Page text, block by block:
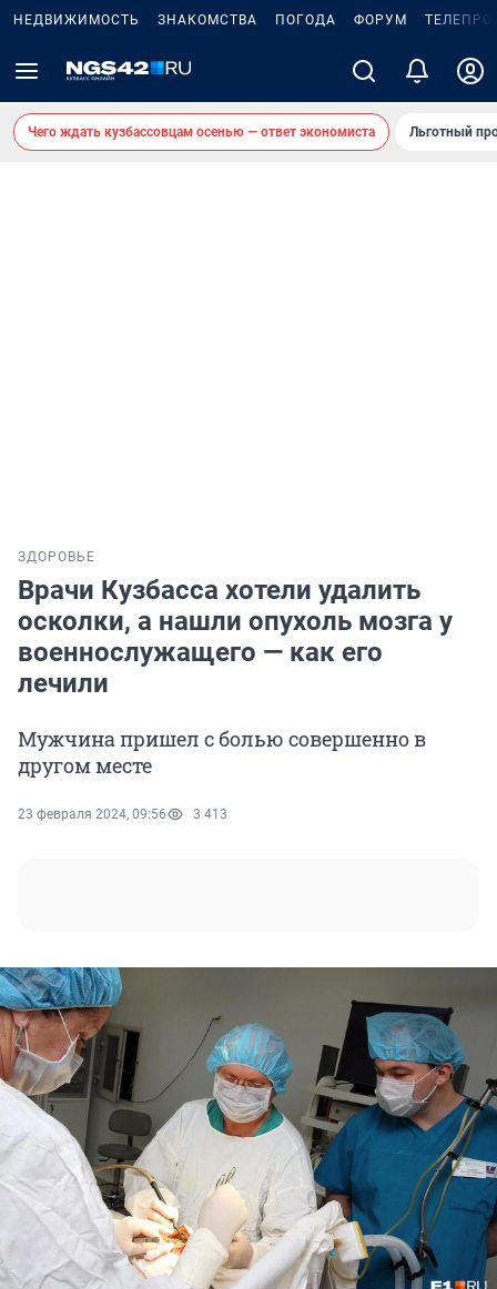
НЕДВИЖИМОСТЬ ЗНАКОМСТВА ПОГОДА ФОРУМ
Чего ждать кузбассовцам осенью — ответ экономиста Льготный
ЗДОРОВЬЕ
Врачи Кузбасса хотели удалить
осколки, а нашли опухоль мозга у
военнослужащего — как его
лечили
Мужчина пришел с болью совершенно в
другом месте
23 февраля 2024, 09:56 3 413